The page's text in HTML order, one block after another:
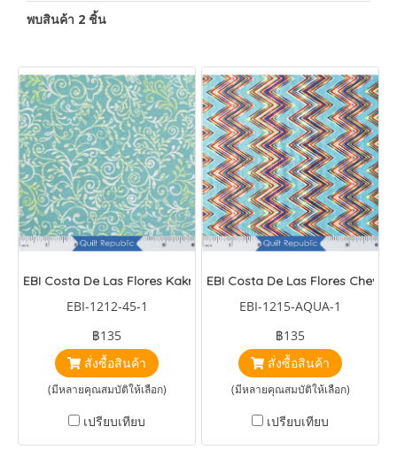
พบสินค้า 2 ชิ้น
EBI Costa De Las Flores Kakricotia
EBI-1212-45-1
฿135
สั่งซื้อสินค้า
(มีหลายคุณสมบัติให้เลือก)
เปรียบเทียบ
EBI Costa De Las Flores
EBI-1215-AQUA-1
฿135
สั่งซื้อสินค้า
(มีหลายคุณสมบัติให้เลือก)
เปรียบเทียบ